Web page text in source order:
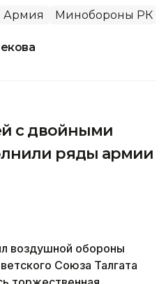
Армия Минобороны РК
с двойными
ряды армии
воздушной обороны
Союза Талгата